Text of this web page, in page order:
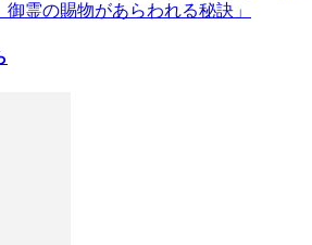
霊の賜物があらわれる秘訣」